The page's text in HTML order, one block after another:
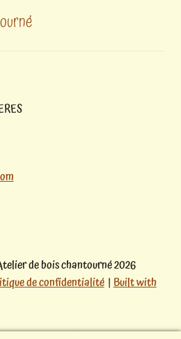
de bois chantourné 2026
de confidentialité Built with